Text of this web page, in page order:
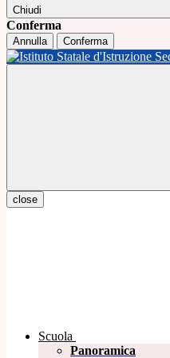
Chiudi
Conferma
Annulla Conferma
close
Scuola
Panoramica